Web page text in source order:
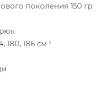
поколения 150 гр
180, 186 см !